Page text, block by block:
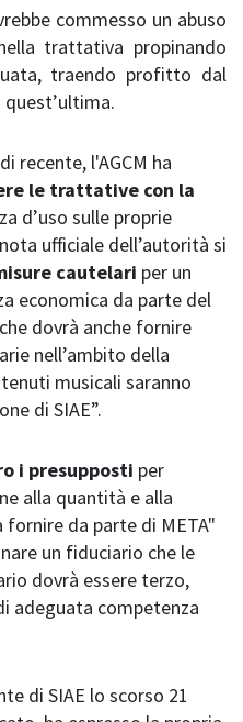
commesso un abuso
trattativa propinando
traendo profitto dal
recente, l'AGCM ha
le trattative con la
d’uso sulle proprie
ufficiale dell’autorità si
cautelari per un
economica da parte del
dovrà anche fornire
nell’ambito della
musicali saranno
di SIAE”.
i presupposti per
alla quantità e alla
da parte di META"
un fiduciario che le
dovrà essere terzo,
adeguata competenza
di SIAE lo scorso 21